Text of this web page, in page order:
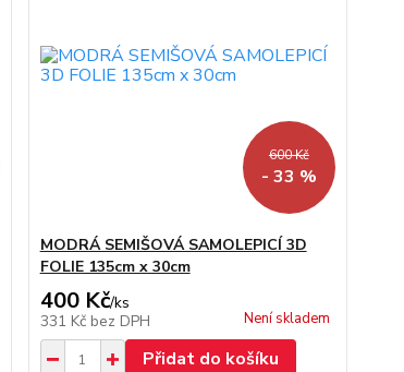
600 Kč
- 33 %
MODRÁ SEMIŠOVÁ SAMOLEPICÍ 3D
FOLIE 135cm x 30cm
400 Kč/ks
331 Kč bez DPH Není skladem
Přidat do košíku